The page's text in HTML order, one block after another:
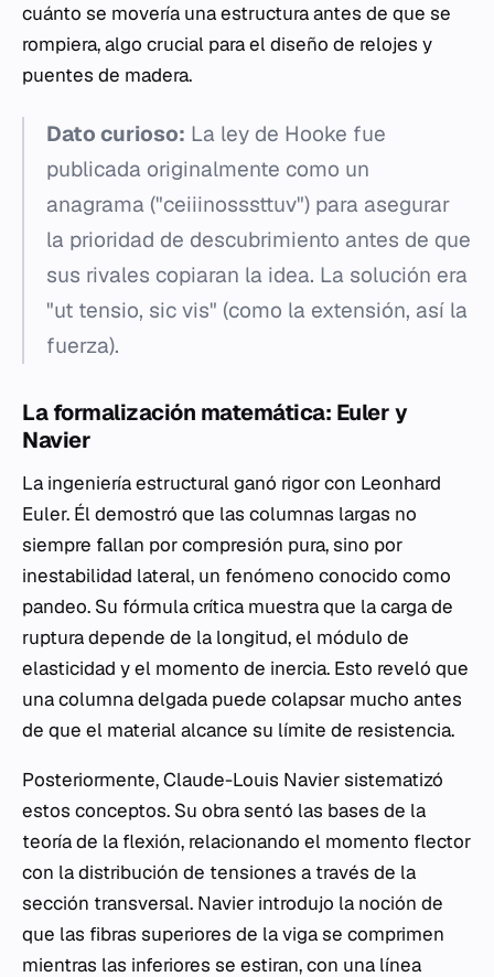
cuánto se movería una estructura antes de que se
rompiera, algo crucial para el diseño de relojes y
puentes de madera.
Dato curioso: La ley de Hooke fue
publicada originalmente como un
anagrama ("ceiiinosssttuv") para asegurar
la prioridad de descubrimiento antes de que
sus rivales copiaran la idea. La solución era
"ut tensio, sic vis" (como la extensión, así la
fuerza).
La formalización matemática: Euler y
Navier
La ingeniería estructural ganó rigor con Leonhard
Euler. Él demostró que las columnas largas no
siempre fallan por compresión pura, sino por
inestabilidad lateral, un fenómeno conocido como
pandeo. Su fórmula crítica muestra que la carga de
ruptura depende de la longitud, el módulo de
elasticidad y el momento de inercia. Esto reveló que
una columna delgada puede colapsar mucho antes
de que el material alcance su límite de resistencia.
Posteriormente, Claude-Louis Navier sistematizó
estos conceptos. Su obra sentó las bases de la
teoría de la flexión, relacionando el momento flector
con la distribución de tensiones a través de la
sección transversal. Navier introdujo la noción de
que las fibras superiores de la viga se comprimen
mientras las inferiores se estiran, con una línea